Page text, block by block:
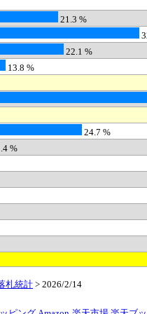
21.3 %
22.1 %
13.8 %
24.7 %
%
札統計 > 2026/2/14